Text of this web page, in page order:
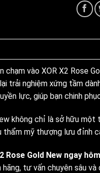
chạm vào XOR X2 Rose
trải nghiệm xứng tầm
lực, giúp bạn chinh
không chỉ là sở hữu
thẩm mỹ thượng lưu đỉnh
Rose Gold New ngay
tư vấn chuyên sâu